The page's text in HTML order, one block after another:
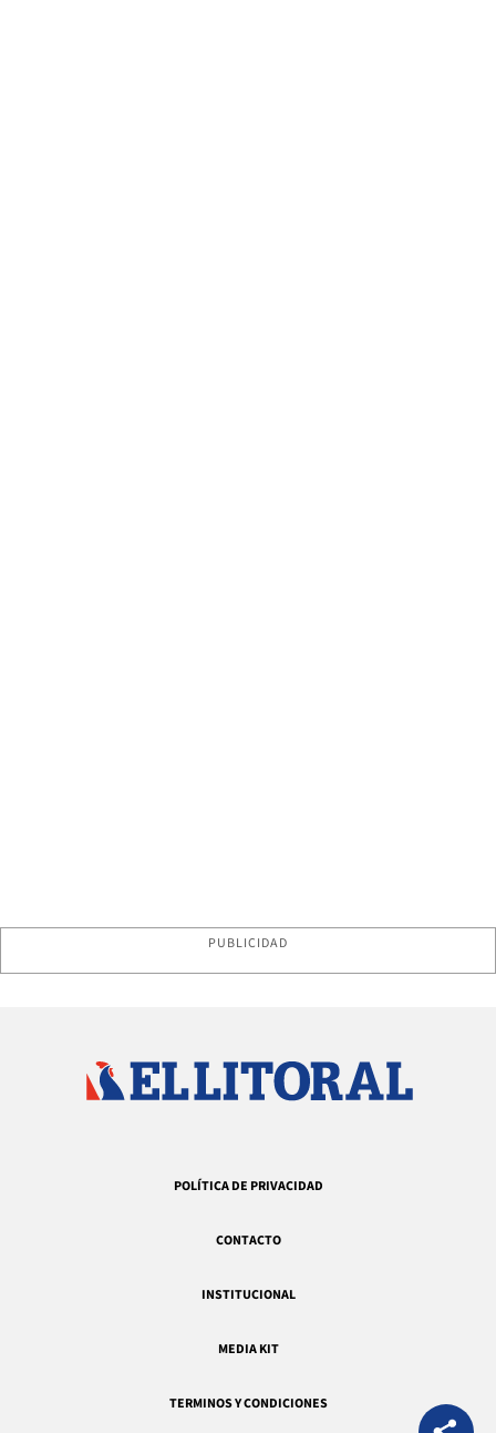
PUBLICIDAD
POLÍTICA DE PRIVACIDAD
CONTACTO
INSTITUCIONAL
MEDIA KIT
TERMINOS Y CONDICIONES